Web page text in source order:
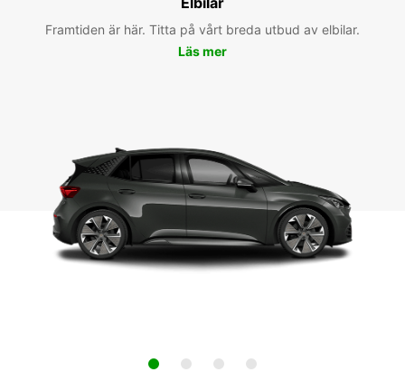
Framtiden är här. Titta på vårt breda utbud av elbilar.
Läs mer